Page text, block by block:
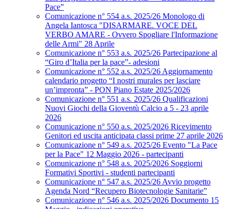
Pace”
Comunicazione n° 554 a.s. 2025/26 Monologo di
Angela Iantosca "DISARMARE. VOCE DEL
VERBO AMARE - Ovvero Spogliare l'Informazione
delle Armi" 28 Aprile
Comunicazione n° 553 a.s. 2025/26 Partecipazione al
“Giro d’Italia per la pace”- adesioni
Comunicazione n° 552 a.s. 2025/26 Aggiornamento
calendario progetto “I nostri murales per lasciare
un’impronta” - PON Piano Estate 2025/2026
Comunicazione n° 551 a.s. 2025/26 Qualificazioni
Nuovi Giochi della Gioventù Calcio a 5 - 23 aprile
2026
Comunicazione n° 550 a.s. 2025/2026 Ricevimento
Genitori ed uscita anticipata classi prime 27 aprile 2026
Comunicazione n° 549 a.s. 2025/26 Evento "La Pace
per la Pace" 12 Maggio 2026 - partecipanti
Comunicazione n° 548 a.s. 2025/2026 Soggiorni
Formativi Sportivi - studenti partecipanti
Comunicazione n° 547 a.s. 2025/26 Avvio progetto
Agenda Nord “Recupero Biotecnologie Sanitarie”
Comunicazione n° 546 a.s. 2025/2026 Documento 15